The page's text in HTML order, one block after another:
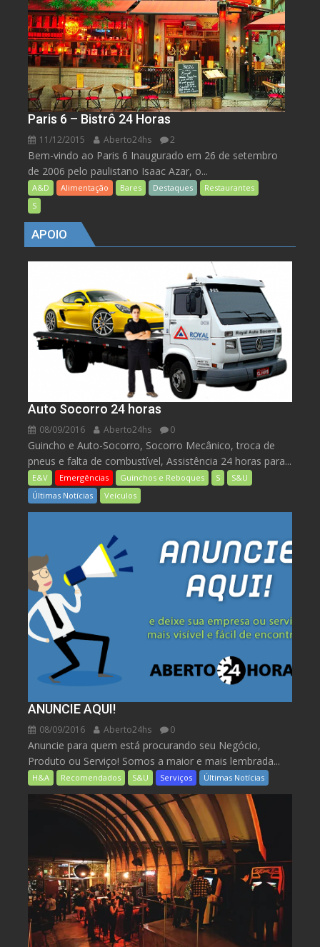
Paris 6 – Bistrô 24 Horas
11/12/2015 Aberto24hs 2
Bem-vindo ao Paris 6 Inaugurado em 26 de setembro
de 2006 pelo paulistano Isaac Azar, o...
A&D Alimentação Bares Destaques
Restaurantes
S
APOIO
Auto Socorro 24 horas
08/09/2016 Aberto24hs 0
Guincho e Auto-Socorro, Socorro Mecânico, troca de
pneus e falta de combustível, Assistência 24 horas para...
E&V Emergências Guinchos e Reboques S
S&U
Últimas Notícias
Veículos
ANUNCIE AQUI!
08/09/2016 Aberto24hs 0
Anuncie para quem está procurando seu Negócio,
Produto ou Serviço! Somos a maior e mais lembrada...
H&A Recomendados S&U Serviços Últimas Notícias